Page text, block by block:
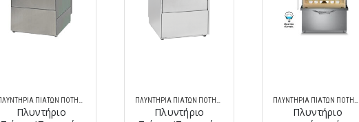
ΠΛΥΝΤΉΡΙΑ ΠΙΆΤΩΝ ΠΟΤΗΡΙΏΝ
Πλυντήριο
ΠΛΥΝΤΉΡΙΑ ΠΙΆΤΩΝ ΠΟΤΗΡΙΏΝ
Πλυντήριο
ΠΛΥΝΤΉΡΙΑ ΠΙΆΤΩΝ ΠΟΤΗΡΙΏΝ
Πλυντήριο